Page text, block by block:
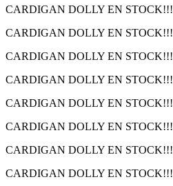
CARDIGAN DOLLY EN STOCK!!!
CARDIGAN DOLLY EN STOCK!!!
CARDIGAN DOLLY EN STOCK!!!
CARDIGAN DOLLY EN STOCK!!!
CARDIGAN DOLLY EN STOCK!!!
CARDIGAN DOLLY EN STOCK!!!
CARDIGAN DOLLY EN STOCK!!!
CARDIGAN DOLLY EN STOCK!!!